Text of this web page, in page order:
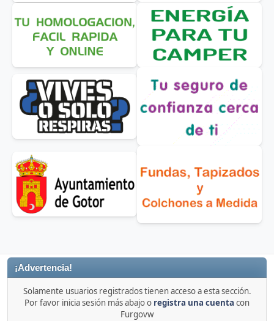
¡Advertencia!
Solamente usuarios registrados tienen acceso a esta sección.
Por favor inicia sesión más abajo o registra una cuenta con
Furgovw